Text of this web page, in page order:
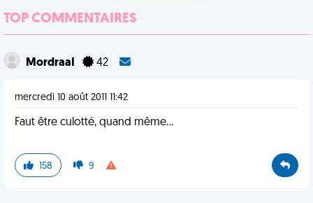
TOP COMMENTAIRES
MordraaI 42
mercredi 10 août 2011 11:42
Faut être culotté, quand même...
158 9